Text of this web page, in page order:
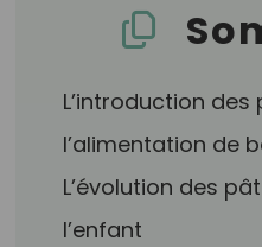
L’introduction
l’alimentation de
L’évolution des
l’enfant